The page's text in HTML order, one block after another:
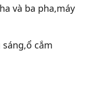
và ba pha,máy
cắm